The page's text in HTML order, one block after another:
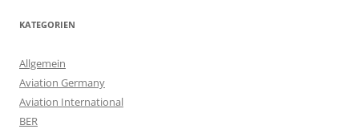
KATEGORIEN
Allgemein
Aviation Germany
Aviation International
BER